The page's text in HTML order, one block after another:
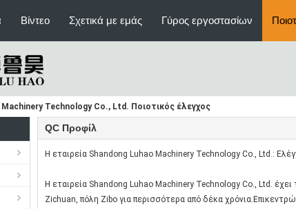
Βίντεο Σχετικά με εμάς Γύρος εργοστασίων
Technology Co., Ltd. Ποιοτικός έλεγχος
QC Προφίλ
Η εταιρεία Shandong Luhao Machinery Technology Co., Ltd.:
Η εταιρεία Shandong Luhao Machinery Technology Co., Ltd.
Zichuan, πόλη Zibo για περισσότερα από δέκα